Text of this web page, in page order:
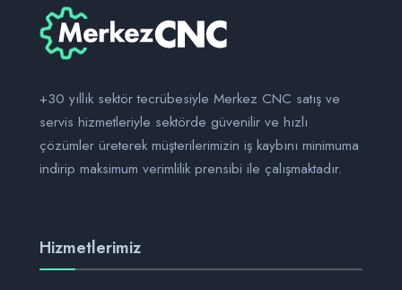
+30 yıllık sektör tecrübesiyle Merkez CNC satış ve
servis hizmetleriyle sektörde güvenilir ve hızlı
çözümler üreterek müşterilerimizin iş kaybını minimuma
indirip maksimum verimlilik prensibi ile çalışmaktadır.
Hizmetlerimiz